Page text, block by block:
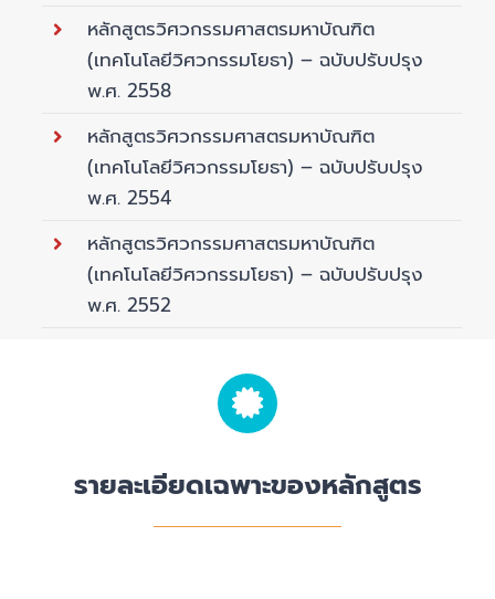
หลักสูตรวิศวกรรมศาสตรมหาบัณฑิต
(เทคโนโลยีวิศวกรรมโยธา) – ฉบับปรับปรุง
พ.ศ. 2558
หลักสูตรวิศวกรรมศาสตรมหาบัณฑิต
(เทคโนโลยีวิศวกรรมโยธา) – ฉบับปรับปรุง
พ.ศ. 2554
หลักสูตรวิศวกรรมศาสตรมหาบัณฑิต
(เทคโนโลยีวิศวกรรมโยธา) – ฉบับปรับปรุง
พ.ศ. 2552
รายละเอียดเฉพาะของหลักสูตร